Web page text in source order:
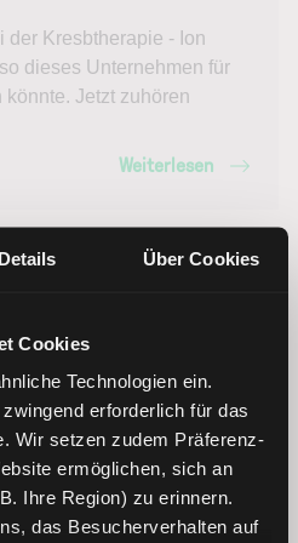
Details Über Cookies
Cookies
Technologien ein.
erforderlich für das
Wir setzen zudem Präferenz-
ermöglichen, sich an
Ihre Region) zu erinnern.
das Besucherverhalten auf
der Kresbtherapie - Ion
dieses Unternehmen für
Jetzt zuhören
Weiterlesen
im Bereich Schiene